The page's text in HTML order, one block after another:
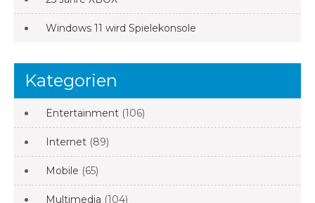
Windows 11 wird Spielekonsole
Kategorien
Entertainment (106)
Internet (89)
Mobile (65)
Multimedia (104)